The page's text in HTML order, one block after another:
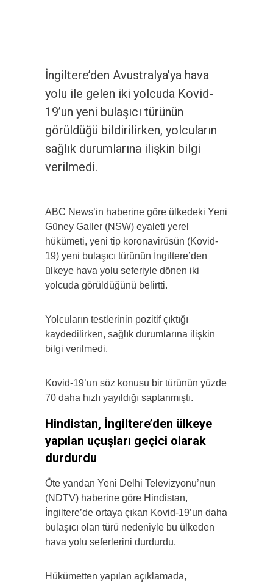
İngiltere’den Avustralya’ya hava
yolu ile gelen iki yolcuda Kovid-
19’un yeni bulaşıcı türünün
görüldüğü bildirilirken, yolcuların
sağlık durumlarına ilişkin bilgi
verilmedi.
ABC News’in haberine göre ülkedeki Yeni
Güney Galler (NSW) eyaleti yerel
hükümeti, yeni tip koronavirüsün (Kovid-
19) yeni bulaşıcı türünün İngiltere’den
ülkeye hava yolu seferiyle dönen iki
yolcuda görüldüğünü belirtti.
Yolcuların testlerinin pozitif çıktığı
kaydedilirken, sağlık durumlarına ilişkin
bilgi verilmedi.
Kovid-19’un söz konusu bir türünün yüzde
70 daha hızlı yayıldığı saptanmıştı.
Hindistan, İngiltere’den ülkeye
yapılan uçuşları geçici olarak
durdurdu
Öte yandan Yeni Delhi Televizyonu’nun
(NDTV) haberine göre Hindistan,
İngiltere’de ortaya çıkan Kovid-19’un daha
bulaşıcı olan türü nedeniyle bu ülkeden
hava yolu seferlerini durdurdu.
Hükümetten yapılan açıklamada,